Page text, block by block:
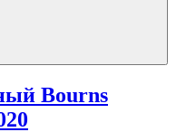
Bourns